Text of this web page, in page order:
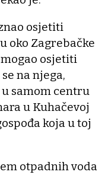
osjetiti
oko Zagrebačke
osjetiti
na njega,
samom centru
u Kuhačevoj
koja u toj
otpadnih voda